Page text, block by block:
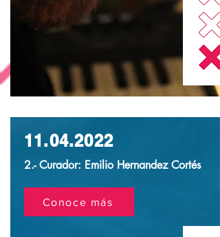
11.04.2022
2.- Curador: Emilio Hernandez Cortés
Conoce más